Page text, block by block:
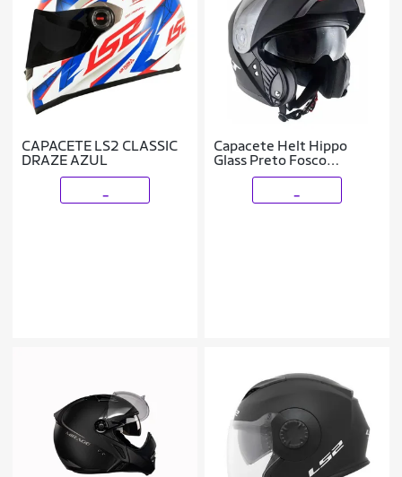
CAPACETE LS2 CLASSIC
DRAZE AZUL
Capacete Helt Hippo
Glass Preto Fosco
Escamoteavel C/oculos